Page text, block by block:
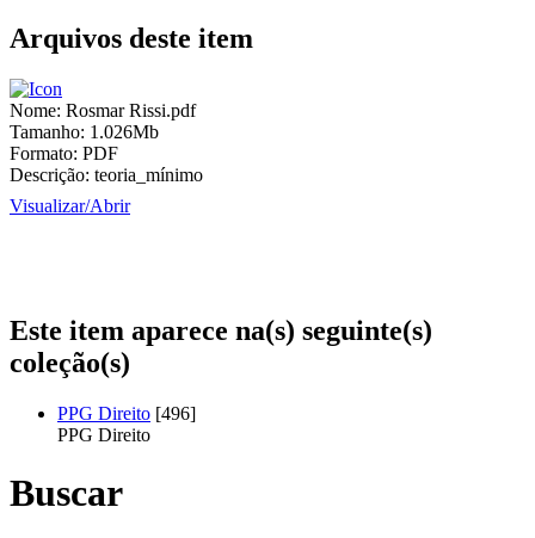
Arquivos deste item
Nome: Rosmar Rissi.pdf
Tamanho: 1.026Mb
Formato: PDF
Descrição: teoria_mínimo
Visualizar/Abrir
Este item aparece na(s) seguinte(s)
coleção(s)
PPG Direito [496]
PPG Direito
Buscar